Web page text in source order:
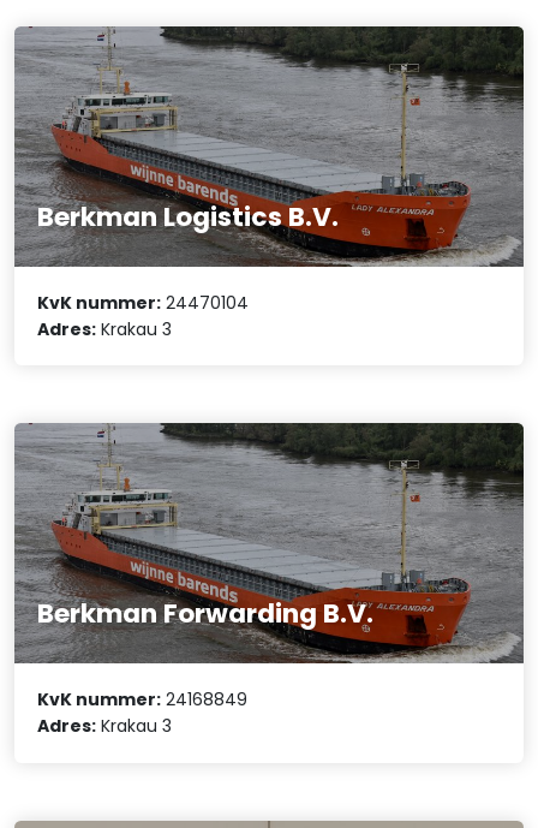
Berkman Logistics B.V.
KvK nummer: 24470104
Adres: Krakau 3
Berkman Forwarding B.V.
KvK nummer: 24168849
Adres: Krakau 3